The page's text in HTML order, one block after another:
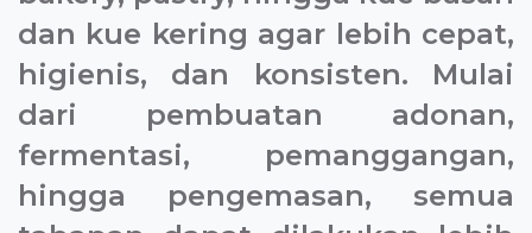
dan kue kering agar lebih cepat,
higienis, dan konsisten. Mulai
dari pembuatan adonan,
fermentasi, pemanggangan,
hingga pengemasan, semua